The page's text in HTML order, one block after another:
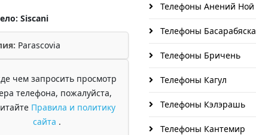
Siscani
Parascovia
чем запросить просмотр
телефона, пожалуйста,
Правила и политику
сайта .
Телефоны Анений Ноӣ
Телефоны Басарабяска
Телефоны Бричень
Телефоны Кагул
Телефоны Кэлэрашь
Телефоны Кантемир